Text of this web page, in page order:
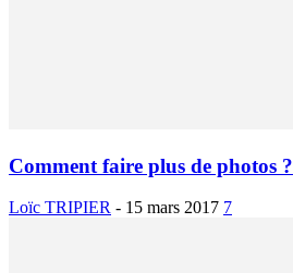
Comment faire plus de photos ?
Loïc TRIPIER - 15 mars 2017 7